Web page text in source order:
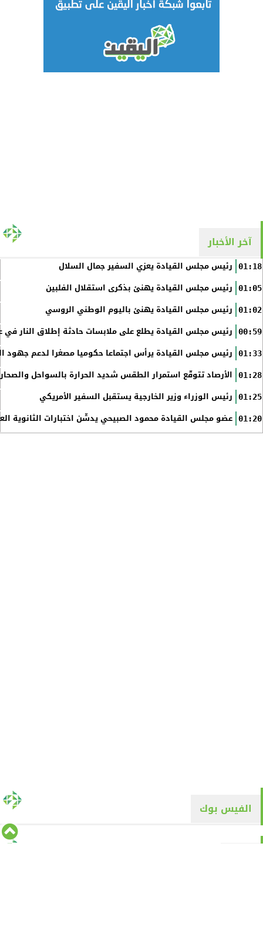
آخر الأخبار
01:18 رئيس مجلس القيادة يعزي السفير جمال السلال
01:05 رئيس مجلس القيادة يهنئ بذكرى استقلال الفلبين
01:02 رئيس مجلس القيادة يهنئ باليوم الوطني الروسي
00:59 رئيس مجلس القيادة يطلع على ملابسات حادثة إطلاق النار في
01:33 رئيس مجلس القيادة يرأس اجتماعا حكوميا مصغرا لدعم جهود
01:28 الأرصاد تتوقّع استمرار الطقس شديد الحرارة بالسواحل
01:25 رئيس الوزراء وزير الخارجية يستقبل السفير الأمريكي
01:20 عضو مجلس القيادة محمود الصبيحي يدشّن اختبارات الثانوية
الفيس بوك